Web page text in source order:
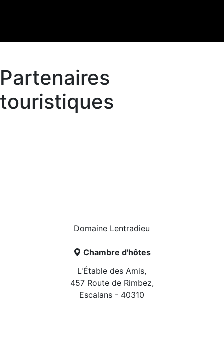
Partenaires
touristiques
Domaine Lentradieu
Chambre d'hôtes
L'Étable des Amis,
457 Route de Rimbez,
Escalans - 40310